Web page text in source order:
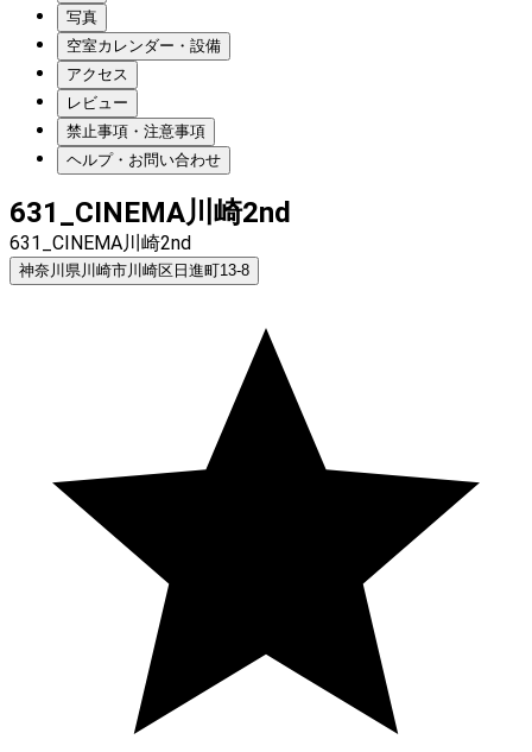
写真
空室カレンダー・設備
アクセス
レビュー
禁止事項・注意事項
ヘルプ・お問い合わせ
631_CINEMA川崎2nd
631_CINEMA川崎2nd
神奈川県川崎市川崎区日進町13-8